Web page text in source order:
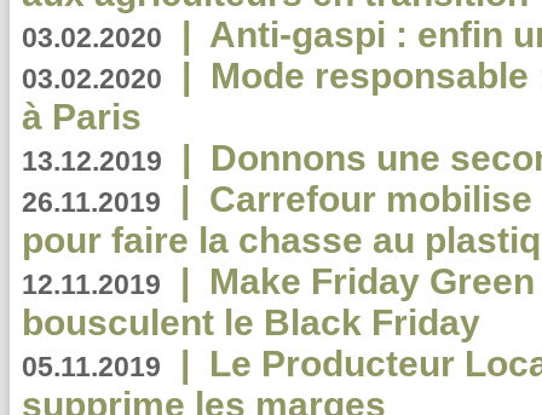
03.02.2020 | Anti-gaspi : enfin
03.02.2020 | Mode
à Paris
13.12.2019 | Donnons une
26.11.2019 | Carrefour
pour faire la chasse au
12.11.2019 | Make Friday
bousculent le Black Friday
05.11.2019 | Le Producteur
supprime les marges